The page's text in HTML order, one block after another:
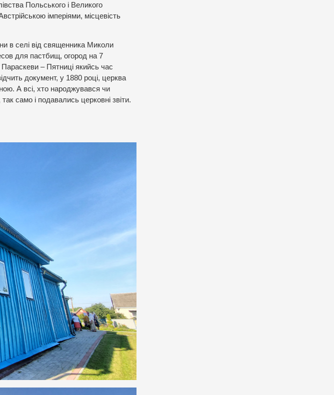
Польського і Великого
імперіями, місцевість
в селі від священника Миколи
для пастбищ, огород на 7
– Пятниці якийсь час
документ, у 1880 році, церква
А всі, хто народжувався чи
само і подавались церковні звіти.